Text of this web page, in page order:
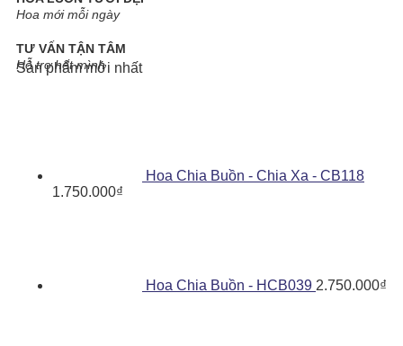
Hoa mới mỗi ngày
TƯ VẤN TẬN TÂM
Hỗ trợ hết mình
Sản phẩm mới nhất
Hoa Chia Buồn - Chia Xa - CB118
1.750.000₫
Hoa Chia Buồn - HCB039 2.750.000₫